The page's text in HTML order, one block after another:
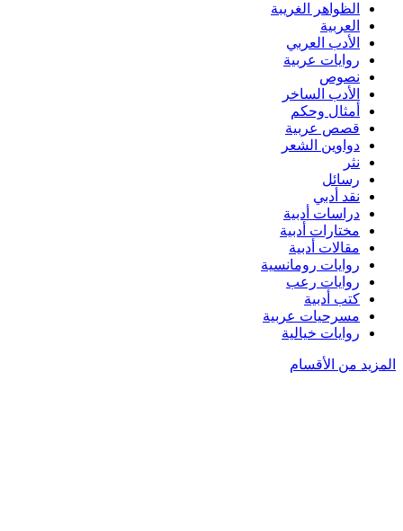
الظواهر الغريبة‏
العربية
الأدب العربي
روايات عربية
نصوص
الأدب الساخر
أمثال وحكم
قصص عربية
دواوين الشعر
نثر
رسائل
نقد أدبي
دراسات أدبية
مختارات أدبية
مقالات أدبية
روايات رومانسية
روايات رعب
كتب أدبية
مسرحيات عربية
روايات خيالية
المزيد من الأقسام